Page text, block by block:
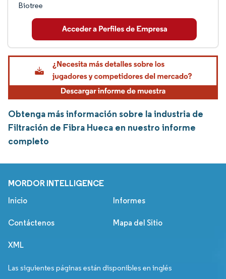
Biotree
Obtenga más información sobre la industria de
Filtración de Fibra Hueca en nuestro informe
completo
MORDOR INTELLIGENCE
Inicio Informes
Contáctenos Mapa del Sitio
XML
Las siguientes páginas están disponibles en inglés